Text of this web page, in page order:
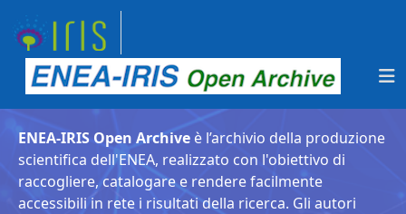
ENEA-IRIS Open Archive è l’archivio della produzione
scientifica dell'ENEA, realizzato con l'obiettivo di
raccogliere, catalogare e rendere facilmente
accessibili in rete i risultati della ricerca. Gli autori